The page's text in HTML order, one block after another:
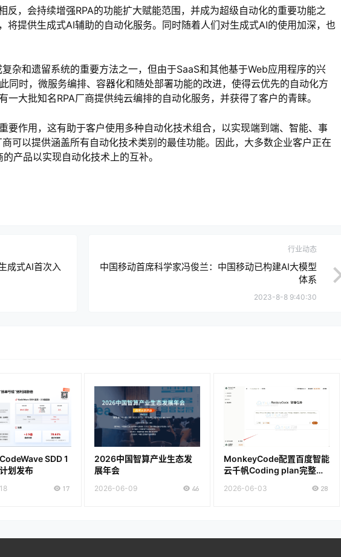
反，会持续增强RPA的功能扩大赋能范围，并成为超级自动化的重要功能之
将提供生成式AI辅助的自动化服务。同时随着人们对生成式AI的使用加深，也
杂和遗留系统的重要方法之一，但由于SaaS和其他基于Web应用程序的兴
同时，微服务编排、容器化和随处部署功能的改进，使得云优先的自动化方
一大批知名RPA厂商提供纯云编排的自动化服务，并获得了客户的青睐。
要作用，这有助于客户使用多种自动化技术组合，以实现端到端、智能、事
可以提供涵盖所有自动化技术类别的最佳功能。因此，大多数企业客户正在
产品以实现自动化技术上的互补。
成式AI首次入
行业动态
中国移动首席科学家冯俊兰：中国移动已构建AI大模型
体系
2023-8-8 9:40:30
SDD 1
划发布
17
2026中国智算产业生态发
展年会
2026-06-09 46
MonkeyCode配置百度智能
云千帆Coding plan完整流
2026-06-03 28